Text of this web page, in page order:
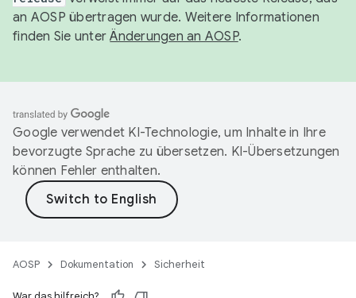
an AOSP übertragen wurde. Weitere Informationen
finden Sie unterÄnderungen an AOSP.
Google verwendet KI-Technologie, um Inhalte in Ihre
bevorzugte Sprache zu übersetzen. KI-Übersetzungen
können Fehler enthalten.
AOSP Dokumentation Sicherheit